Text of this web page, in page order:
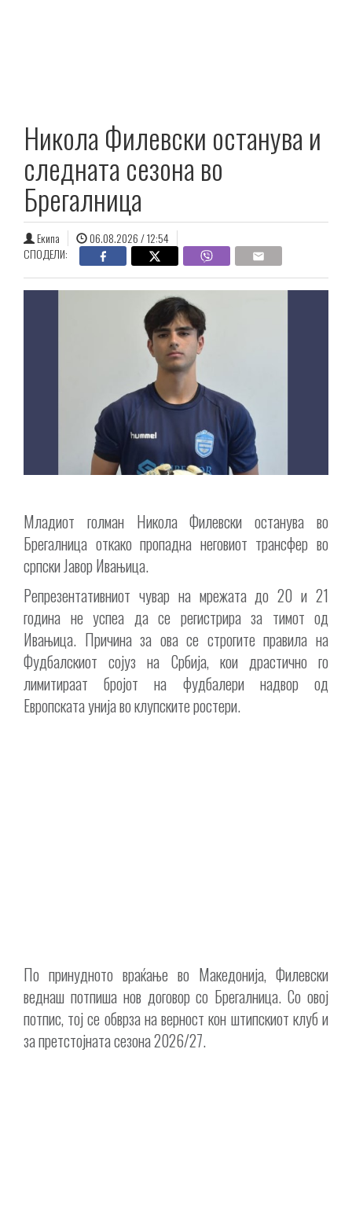
Никола Филевски останува и
следната сезона во
Брегалница
Екипа
06.08.2026 / 12:54
СПОДЕЛИ:
Младиот голман Никола Филевски останува во
Брегалница откако пропадна неговиот трансфер во
српски Јавор Ивањица.
Репрезентативниот чувар на мрежата до 20 и 21
година не успеа да се регистрира за тимот од
Ивањица. Причина за ова се строгите правила на
Фудбалскиот сојуз на Србија, кои драстично го
лимитираат бројот на фудбалери надвор од
Европската унија во клупските ростери.
По принудното враќање во Македонија, Филевски
веднаш потпиша нов договор со Брегалница. Со овој
потпис, тој се обврза на верност кон штипскиот клуб и
за претстојната сезона 2026/27.